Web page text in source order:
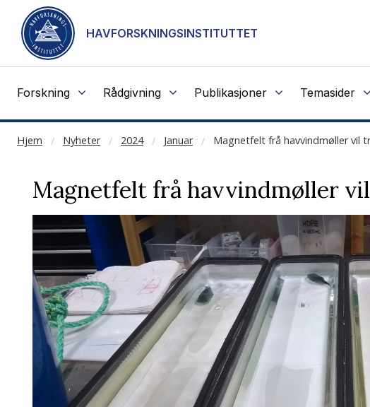
Gå til hovedinnhold
HAVFORSKNINGSINSTITUTTET
Forskning Rådgivning Publikasjoner Temasider
Hjem Nyheter 2024 Januar Magnetfelt frå havvindmøller vil
NOT CACHED
Magnetfelt frå havvindmøller